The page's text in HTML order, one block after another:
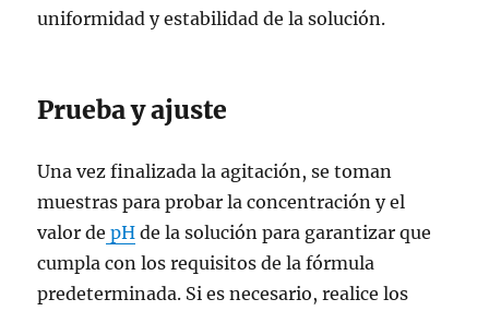
uniformidad y estabilidad de la solución.
Prueba y ajuste
Una vez finalizada la agitación, se toman
muestras para probar la concentración y el
valor de pH de la solución para garantizar que
cumpla con los requisitos de la fórmula
predeterminada. Si es necesario, realice los